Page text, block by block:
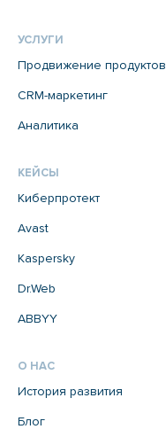
УСЛУГИ
Продвижение продуктов
CRM-маркетинг
Аналитика
КЕЙСЫ
Киберпротект
Avast
Kaspersky
Dr.Web
ABBYY
О НАС
История развития
Блог